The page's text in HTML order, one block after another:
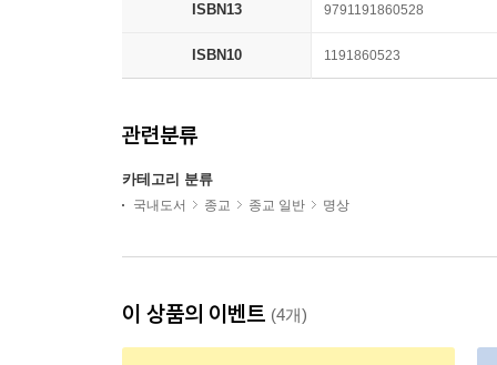
ISBN13 9791191860528
ISBN10 1191860523
관련분류
카테고리 분류
국내도서 종교 종교 일반 명상
이 상품의 이벤트 (4개)